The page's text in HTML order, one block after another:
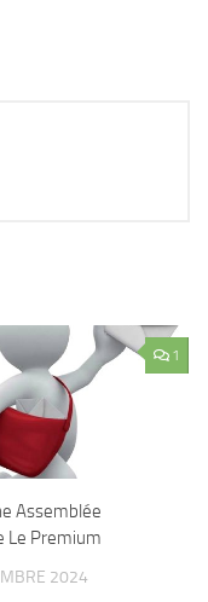
1
Assemblée
Le Premium
2024